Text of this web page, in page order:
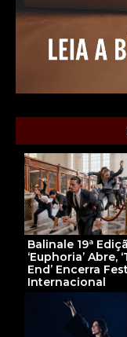
Balinale 19ª
‘Euphoria’ Abre,
End’ Encerra
Internacional